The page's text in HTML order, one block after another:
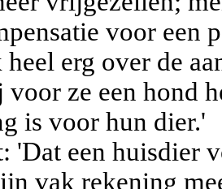
voor een
erg over de
ze een hond
is voor hun dier.'
'Dat een huisdier
vak rekening